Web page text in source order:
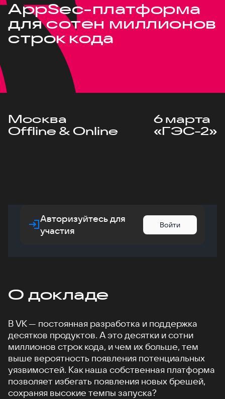
AppSec-платформа
для сотен миллионов
строк кода
Москва
Offline & Online
6 марта
«ГЭС-2»
Авторизуйтесь для
участия
Войти
О докладе
В VK — постоянная разработка и поддержка
десятков продуктов. А это десятки и сотни
миллионов строк кода, и чем их больше, тем
выше вероятность появления потенциальных
уязвимостей. Как наша собственная платформа
позволяет избегать появления новых брешей,
сохраняя высокие темпы запуска?